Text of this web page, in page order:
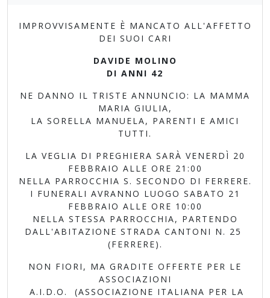
IMPROVVISAMENTE È MANCATO ALL'AFFETTO
DEI SUOI CARI
DAVIDE MOLINO
DI ANNI 42
NE DANNO IL TRISTE ANNUNCIO: LA MAMMA
MARIA GIULIA,
LA SORELLA MANUELA, PARENTI E AMICI
TUTTI.
LA VEGLIA DI PREGHIERA SARÀ VENERDÌ 20
FEBBRAIO ALLE ORE 21:00
NELLA PARROCCHIA S. SECONDO DI FERRERE.
I FUNERALI AVRANNO LUOGO SABATO 21
FEBBRAIO ALLE ORE 10:00
NELLA STESSA PARROCCHIA, PARTENDO
DALL'ABITAZIONE STRADA CANTONI N. 25
(FERRERE).
NON FIORI, MA GRADITE OFFERTE PER LE
ASSOCIAZIONI
A.I.D.O. (ASSOCIAZIONE ITALIANA PER LA